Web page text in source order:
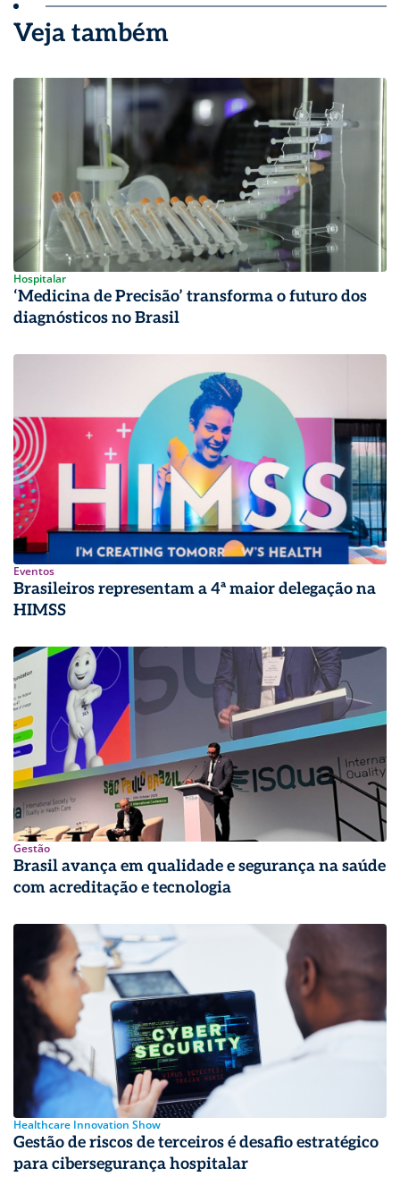
Veja também
Hospitalar
‘Medicina de Precisão’ transforma o futuro dos
diagnósticos no Brasil
Eventos
Brasileiros representam a 4ª maior delegação na
HIMSS
Gestão
Brasil avança em qualidade e segurança na saúde
com acreditação e tecnologia
Healthcare Innovation Show
Gestão de riscos de terceiros é desafio estratégico
para cibersegurança hospitalar